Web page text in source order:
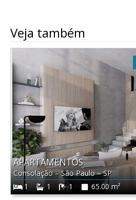
Veja também
APARTAMENTOS
Consolação–São Paulo–SP
1
1 1 65.00 m²